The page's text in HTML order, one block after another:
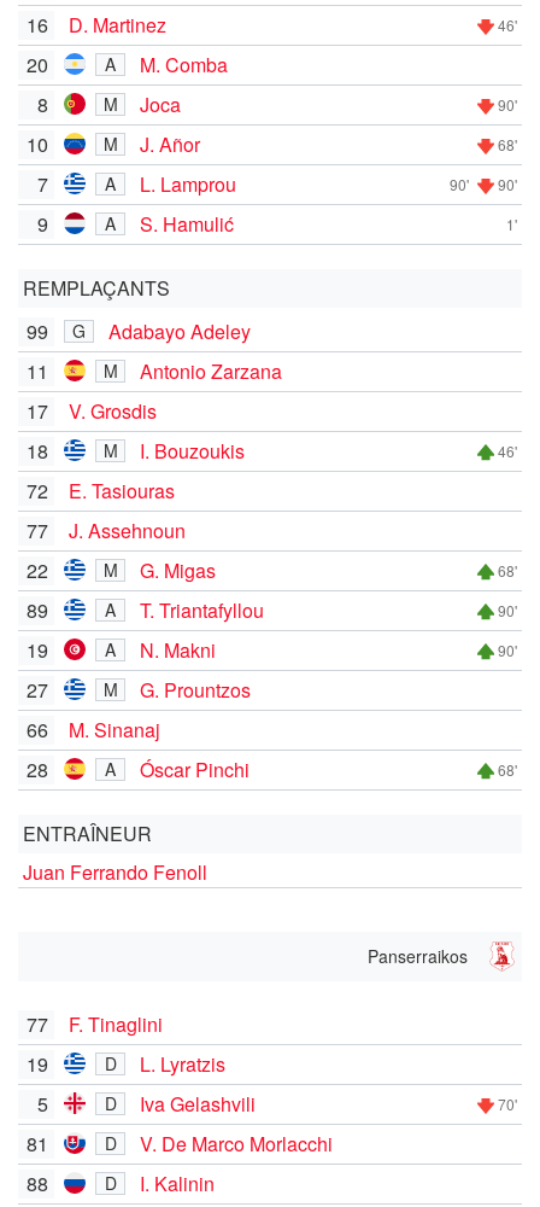
16 D. Martinez 46'
20 A
M. Comba
8
M Joca 90'
10 M J. Añor 68'
7 A L. Lamprou 90' 90'
9 A S. Hamulić 1'
REMPLAÇANTS
99
G
Adabayo Adeley
11
M
Antonio Zarzana
17
V. Grosdis
18
M I. Bouzoukis 46'
72
E. Tasiouras
77
J. Assehnoun
22
M G. Migas 68'
89 A T. Triantafyllou 90'
19 A N. Makni 90'
27 M
G. Prountzos
66
M. Sinanaj
28
A Óscar Pinchi 68'
ENTRAÎNEUR
Juan Ferrando Fenoll
Panserraikos
77
F. Tinaglini
19
D
L. Lyratzis
5
D Iva Gelashvili 70'
81 D
V. De Marco Morlacchi
88
D I. Kalinin